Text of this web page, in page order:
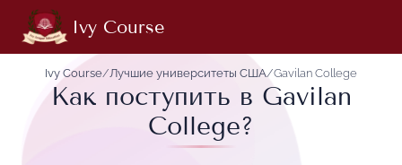
Ivy Course
Ivy Course/Лучшие университеты США/Gavilan College
Как поступить в Gavilan
College?